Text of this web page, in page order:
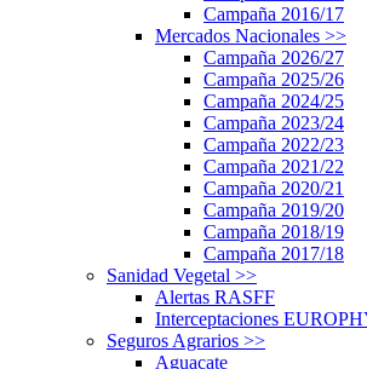
Campaña 2016/17
Mercados Nacionales >>
Campaña 2026/27
Campaña 2025/26
Campaña 2024/25
Campaña 2023/24
Campaña 2022/23
Campaña 2021/22
Campaña 2020/21
Campaña 2019/20
Campaña 2018/19
Campaña 2017/18
Sanidad Vegetal >>
Alertas RASFF
Interceptaciones
Seguros Agrarios >>
Aguacate